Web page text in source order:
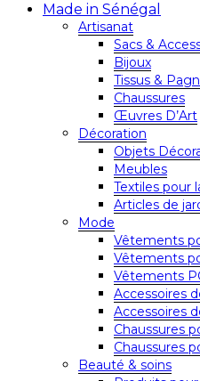
Made in Sénégal
Artisanat
Sacs &
Bijoux
Tissus &
Chaussures
Œuvres D’Art
Décoration
Objets
Meubles
Textiles pour
Articles de
Mode
Vêtements
Vêtements
Vêtements
Accessoires
Accessoires
Chaussures
Chaussures
Beauté & soins